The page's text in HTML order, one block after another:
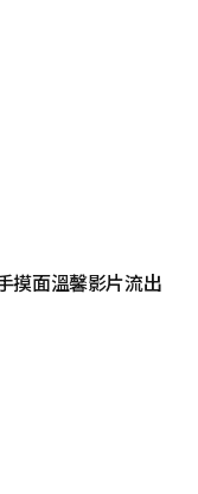
摸面溫馨影片流出